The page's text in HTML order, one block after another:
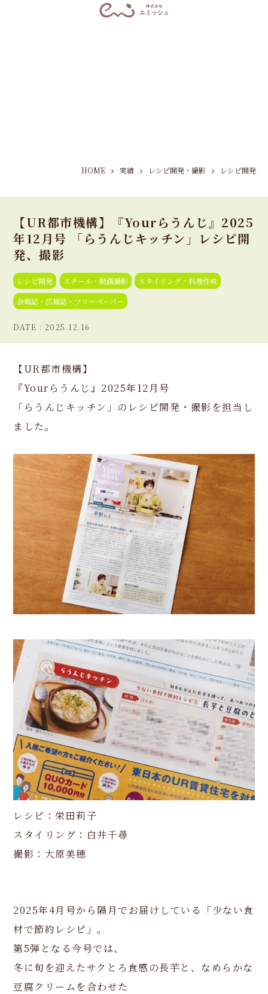
HOME 実績 レシピ開発・撮影 レシピ開発
【UR都市機構】『Yourらうんじ』2025
年12月号 「らうんじキッチン」レシピ開
発、撮影
レシピ開発 スチール・動画撮影
スタイリング・料理作成
会報誌・広報誌・フリーペーパー
2025.12.16
【UR都市機構】
『Yourらうんじ』2025年12月号
「らうんじキッチン」のレシピ開発・撮影を担当し
ました。
レシピ：栄田莉子
スタイリング：白井千尋
撮影：大原美穂
2025年4月号から隔月でお届けしている「少ない食
材で節約レシピ」。
第5弾となる今号では、
冬に旬を迎えたサクとろ食感の長芋と、なめらかな
豆腐クリームを合わせた